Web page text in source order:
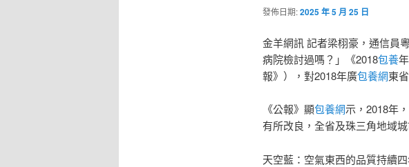
發佈日期:2025 年 5 月 25 日
金羊網訊 記者梁栩豪，通信員
病院檢討過嗎？」《2018包養
報》），對2018年廣包養網東
《公報》顯包養網示，2018年
有所改良，全省及珠三角地域
天空藍：空氣東西的品質持續